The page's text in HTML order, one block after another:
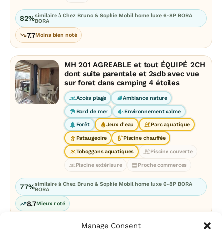
Manage Consent
82%similaire à Chez Bruno & Sophie Mobil home luxe 6-8P BORA
BORA
7.7Moins bien noté
MH 201 AGREABLE et tout ÉQUIPÉ 2CH
dont suite parentale et 2sdb avec vue
sur foret dans camping 4 étoiles
Accès plage Ambiance nature
Bord de mer Environnement calme
Forêt Jeux d'eau Parc aquatique
Pataugeoire Piscine chauffée
Toboggans aquatiques Piscine couverte
Piscine extérieure Proche commerces
77%similaire à Chez Bruno & Sophie Mobil home luxe 6-8P BORA
BORA
8.7Mieux noté